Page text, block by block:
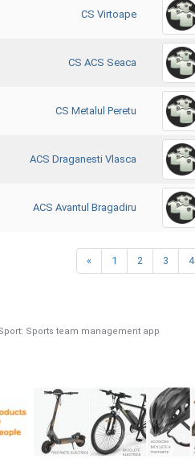
CS Virtoape
CS ACS Seaca
CS Metalul Peretu
ACS Draganesti Vlasca
ACS Avantul Bragadiru
« 1 2 3 4
Sports team management app